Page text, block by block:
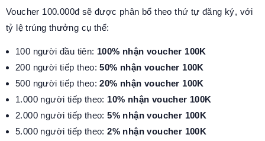
Voucher 100.000đ sẽ được phân bổ theo thứ tự đăng ký, với
tỷ lệ trúng thưởng cụ thể:
100 người đầu tiên: 100% nhận voucher 100K
200 người tiếp theo:50% nhận voucher 100K
500 người tiếp theo:20% nhận voucher 100K
1.000 người tiếp theo: 10% nhận voucher 100K
2.000 người tiếp theo:5% nhận voucher 100K
5.000 người tiếp theo:2% nhận voucher 100K